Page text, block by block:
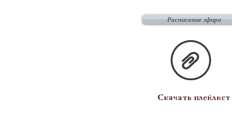
Расписание эфира
Скачать плейлист